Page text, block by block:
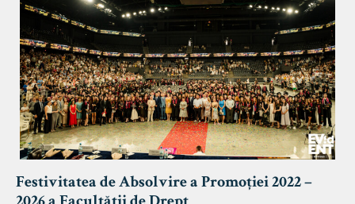
Festivitatea de Absolvire a Promoției 2022 –